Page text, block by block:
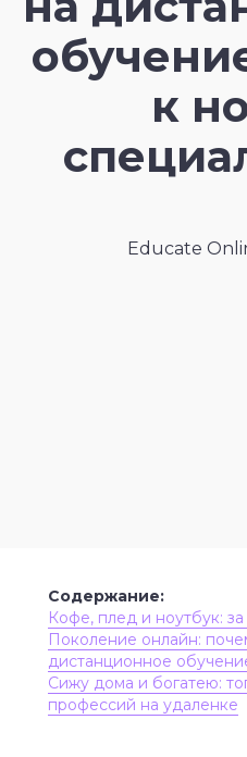
к
Educate
Содержание:
Кофе, плед и ноутбук:
Поколение онлайн:
дистанционное
Сижу дома и богатею:
профессий на удаленке